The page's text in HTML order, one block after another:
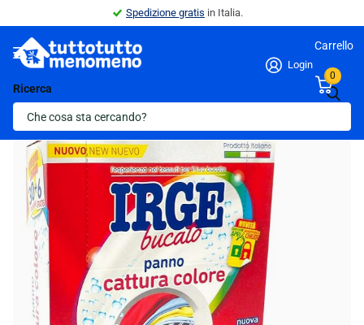
Spedizione gratis in Italia.
Ricerca
Login
Carrello
0
Indietro